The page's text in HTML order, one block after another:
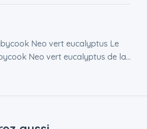
Neo vert eucalyptus Le
Neo vert eucalyptus de la
très pratique et fonctionnel. Il
lui permet en plus de
: - Cuisson vapeur en 15